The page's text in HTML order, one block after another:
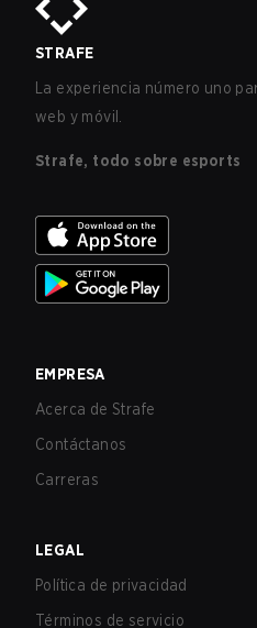
STRAFE
La experiencia número uno
web y móvil.
Strafe, todo sobre esports
EMPRESA
Acerca de Strafe
Contáctanos
Carreras
LEGAL
Política de privacidad
Términos de servicio